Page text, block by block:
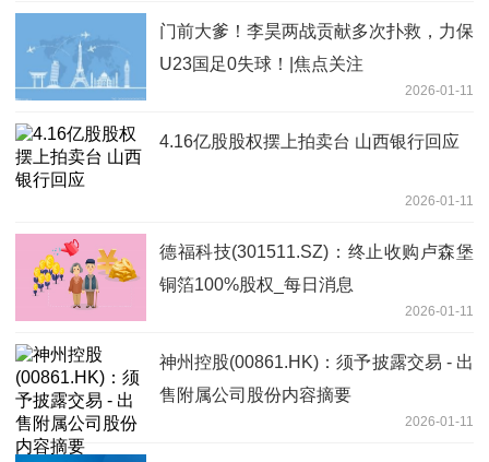
门前大爹！李昊两战贡献多次扑救，力保
U23国足0失球！|焦点关注
2026-01-11
4.16亿股股权摆上拍卖台 山西银行回应
2026-01-11
德福科技(301511.SZ)：终止收购卢森堡
铜箔100%股权_每日消息
2026-01-11
神州控股(00861.HK)：须予披露交易 - 出
售附属公司股份内容摘要
2026-01-11